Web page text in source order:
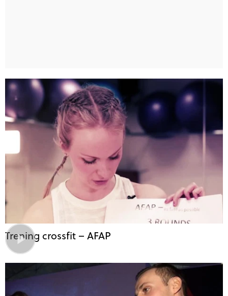
Trening crossfit – AFAP